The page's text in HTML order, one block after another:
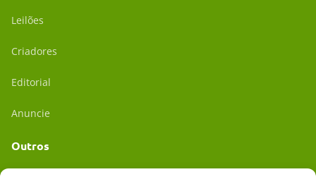
Leilões
Criadores
Editorial
Anuncie
Outros